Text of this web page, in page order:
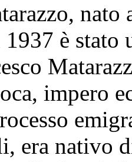
1937 è
impero
era nativo